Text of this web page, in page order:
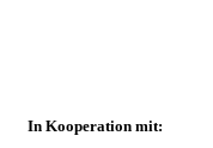
In Kooperation mit: